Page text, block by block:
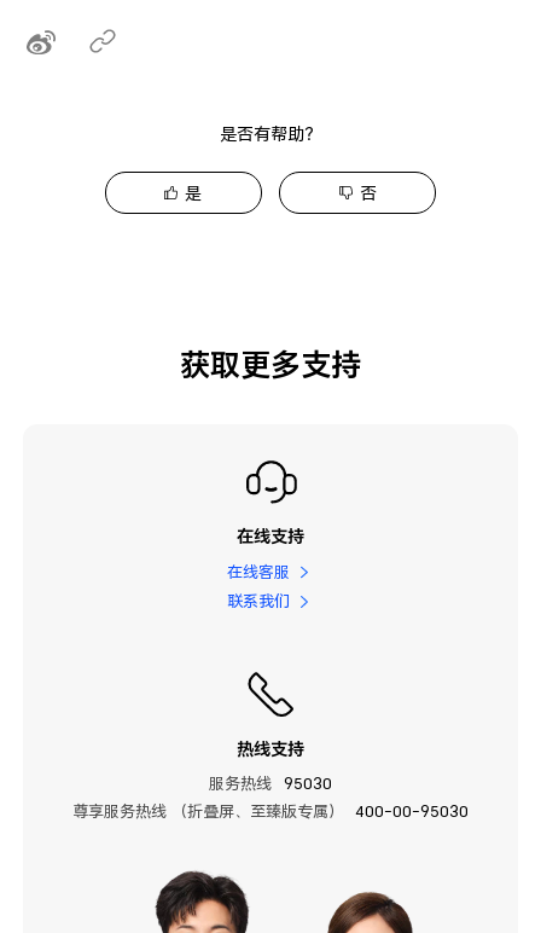
是否有帮助？
是 否
获取更多支持
在线支持
在线客服
联系我们
热线支持
服务热线
95030
尊享服务热线 （折叠屏、至臻版专属）
400-00-95030